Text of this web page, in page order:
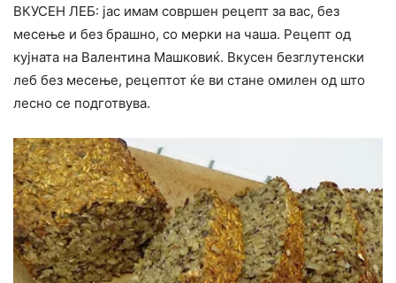
ВКУСЕН ЛЕБ: јас имам совршен рецепт за вас, без
месење и без брашно, со мерки на чаша. Рецепт од
кујната на Валентина Машковиќ. Вкусен безглутенски
леб без месење, рецептот ќе ви стане омилен од што
лесно се подготвува.